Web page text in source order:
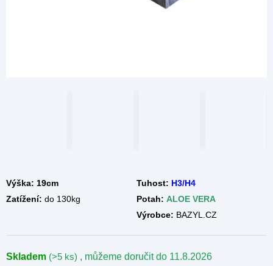
Skladem (>5 ks) , můžeme doručit do 11.8.2026
Výška: 19cm Tuhost: H3/H4
Zatížení: do 130kg Potah: ALOE VERA
Výrobce: BAZYL.CZ